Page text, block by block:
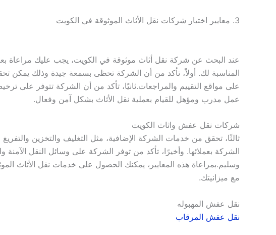
3. معايير اختيار شركات نقل الأثاث الموثوقة في الكويت
عند البحث عن شركة نقل أثاث موثوقة في الكويت، يجب عليك مراعاة
المناسبة لك. أولاً، تأكد من أن الشركة تحظى بسمعة جيدة وذلك يمكن
على مواقع التقييم والمراجعات.ثانيًا، تأكد من أن الشركة تتوفر على
عمل مدرب ومؤهل للقيام بعملية نقل الأثاث بشكل آمن وفعال.
شركات نقل عفش واثاث الكويت
ثالثًا، تحقق من خدمات الشركة الإضافية، مثل التغليف والتخزين
الشركة بعملائها. وأخيرًا، تأكد من توفر الشركة على وسائل النقل
وسليم.بمراعاة هذه المعايير، يمكنك الحصول على خدمات نقل الأثاث
مع ميزانيتك.
نقل عفش المهبوله
نقل عفش المرقاب